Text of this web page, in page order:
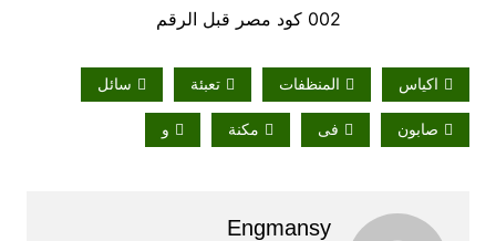
002 كود مصر قبل الرقم
اكياس المنظفات تعبئة سائل
صابون فى مكنة و
Engmansy